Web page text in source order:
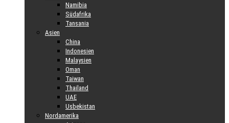
Namibia
Südafrika
Tansania
Asien
China
Indonesien
Malaysien
Oman
Taiwan
Thailand
UAE
Usbekistan
Nordamerika